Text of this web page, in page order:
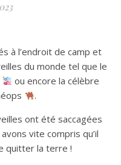
à l’endroit de camp et
du monde tel que le
ou encore la célèbre
.
ont été saccagées
vite compris qu’il
quitter la terre !